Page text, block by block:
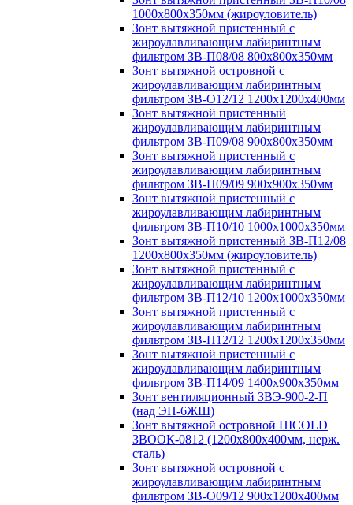
1000х800х350мм (жироуловитель)
Зонт вытяжной пристенный с
жироулавливающим лабиринтным
фильтром ЗВ-П08/08 800х800х350мм
Зонт вытяжной островной с
жироулавливающим лабиринтным
фильтром ЗВ-О12/12 1200х1200х400мм
Зонт вытяжной пристенный
жироулавливающим лабиринтным
фильтром ЗВ-П09/08 900х800х350мм
Зонт вытяжной пристенный с
жироулавливающим лабиринтным
фильтром ЗВ-П09/09 900х900х350мм
Зонт вытяжной пристенный с
жироулавливающим лабиринтным
фильтром ЗВ-П10/10 1000х1000х350мм
Зонт вытяжной пристенный ЗВ-П12/08
1200х800х350мм (жироуловитель)
Зонт вытяжной пристенный с
жироулавливающим лабиринтным
фильтром ЗВ-П12/10 1200х1000х350мм
Зонт вытяжной пристенный с
жироулавливающим лабиринтным
фильтром ЗВ-П12/12 1200х1200х350мм
Зонт вытяжной пристенный с
жироулавливающим лабиринтным
фильтром ЗВ-П14/09 1400х900х350мм
Зонт вентиляционный ЗВЭ-900-2-П
(над ЭП-6ЖШ)
Зонт вытяжной островной HICOLD
ЗВООК-0812 (1200х800x400мм, нерж.
сталь)
Зонт вытяжной островной с
жироулавливающим лабиринтным
фильтром ЗВ-О09/12 900х1200х400мм